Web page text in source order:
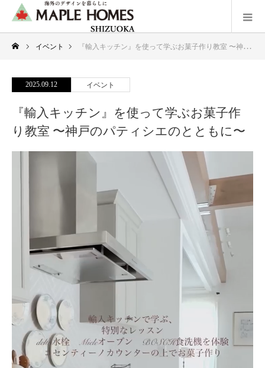
イベント 『輸入キッチン』を使って学ぶお菓子作り教室 〜神戸のパティシエのとともに〜
2025.09.12 イベント
『輸入キッチン』を使って学ぶお菓子作
り教室 〜神戸のパティシエのとともに〜